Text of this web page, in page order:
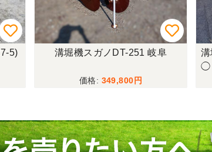
5) 溝堀機スガノDT-251 岐阜
349,800
◯